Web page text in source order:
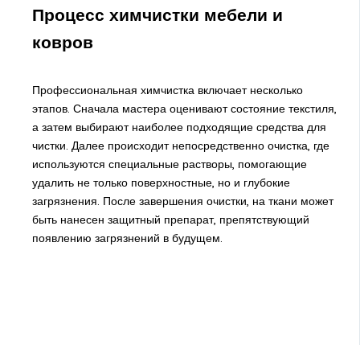
Процесс химчистки мебели и
ковров
Профессиональная химчистка включает несколько
этапов. Сначала мастера оценивают состояние текстиля,
а затем выбирают наиболее подходящие средства для
чистки. Далее происходит непосредственно очистка, где
используются специальные растворы, помогающие
удалить не только поверхностные, но и глубокие
загрязнения. После завершения очистки, на ткани может
быть нанесен защитный препарат, препятствующий
появлению загрязнений в будущем.